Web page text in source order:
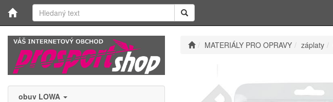
obuv LOWA
MATERIÁLY PRO OPRAVY záplaty